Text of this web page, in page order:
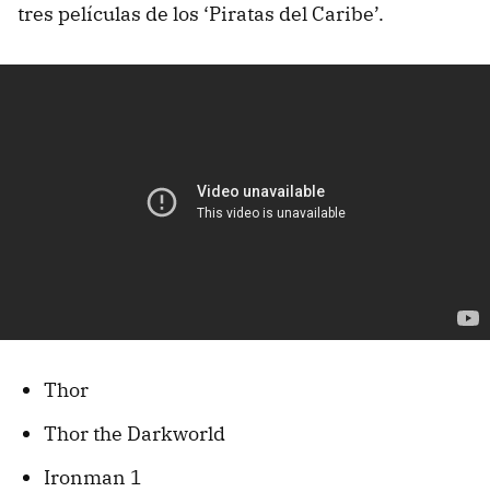
tres películas de los ‘Piratas del Caribe’.
Thor
Thor the Darkworld
Ironman 1